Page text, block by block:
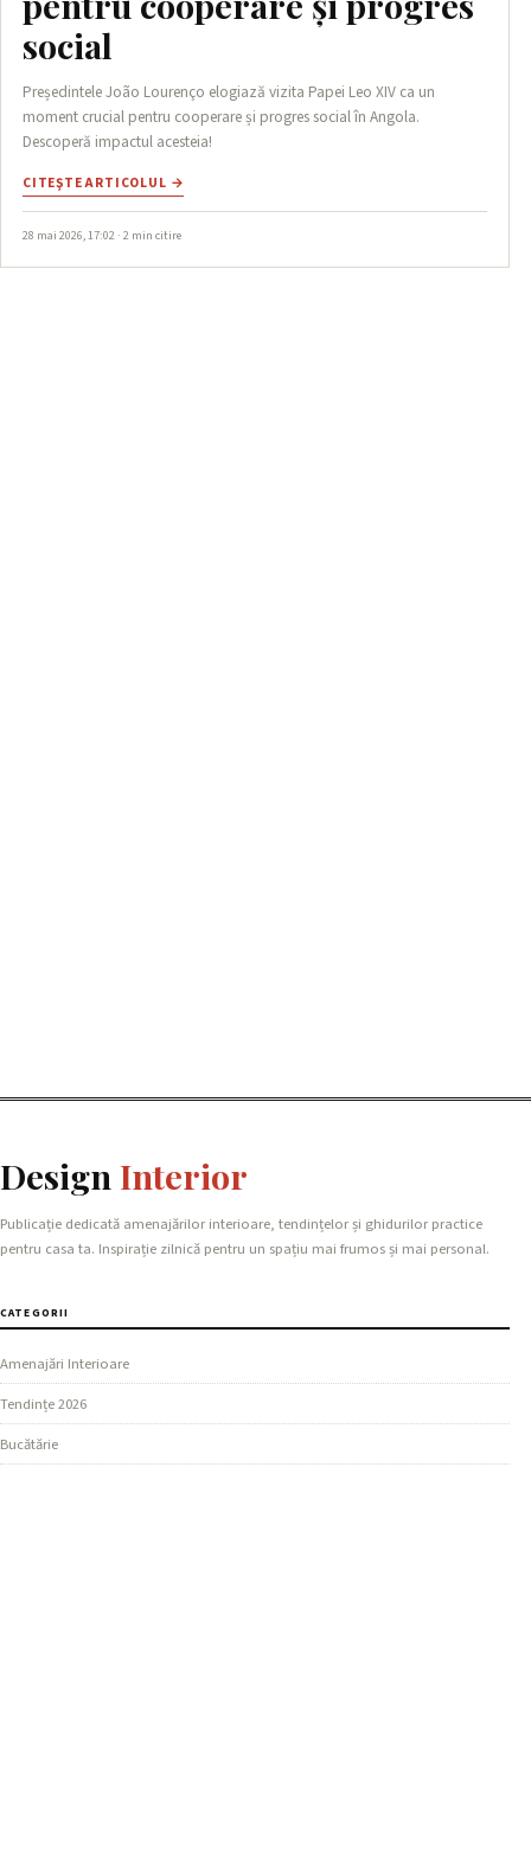
social
Președintele João Lourenço elogiază vizita Papei Leo XIV ca un
moment crucial pentru cooperare și progres social în Angola.
Descoperă impactul acesteia!
CITEŞTE ARTICOLUL →
28 mai 2026, 17:02 · 2 min citire
Design Interior
Publicație dedicată amenajărilor interioare, tendințelor și ghidurilor practice
pentru casa ta. Inspirație zilnică pentru un spațiu mai frumos și mai personal.
CATEGORII
Amenajări Interioare
Tendințe 2026
Bucătărie